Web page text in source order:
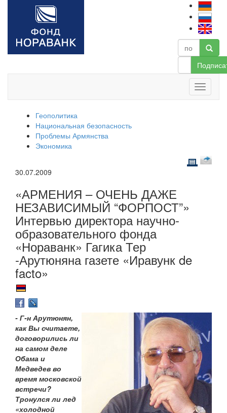
Геополитика
Национальная безопасность
Проблемы Армянства
Экономика
30.07.2009
«АРМЕНИЯ – ОЧЕНЬ ДАЖЕ
НЕЗАВИСИМЫЙ “ФОРПОСТ”»
Интервью директора научно-
образовательного фонда
«Нораванк» Гагика Тер
-Арутюняна газете «Иравунк de
facto»
- Г-н Арутюнян,
как Вы считаете,
договорились ли
на самом деле
Обама и
Медведев во
время московской
встречи?
Тронулся ли лед
«холодной